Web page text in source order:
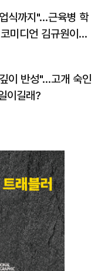
식까지"…근육병 학
미디언 김규원이었
이 반성"…고개 숙인
이길래?